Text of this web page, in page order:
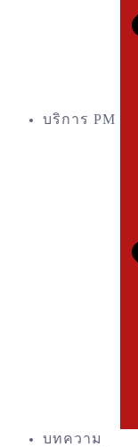
บริการ PM
บทความ